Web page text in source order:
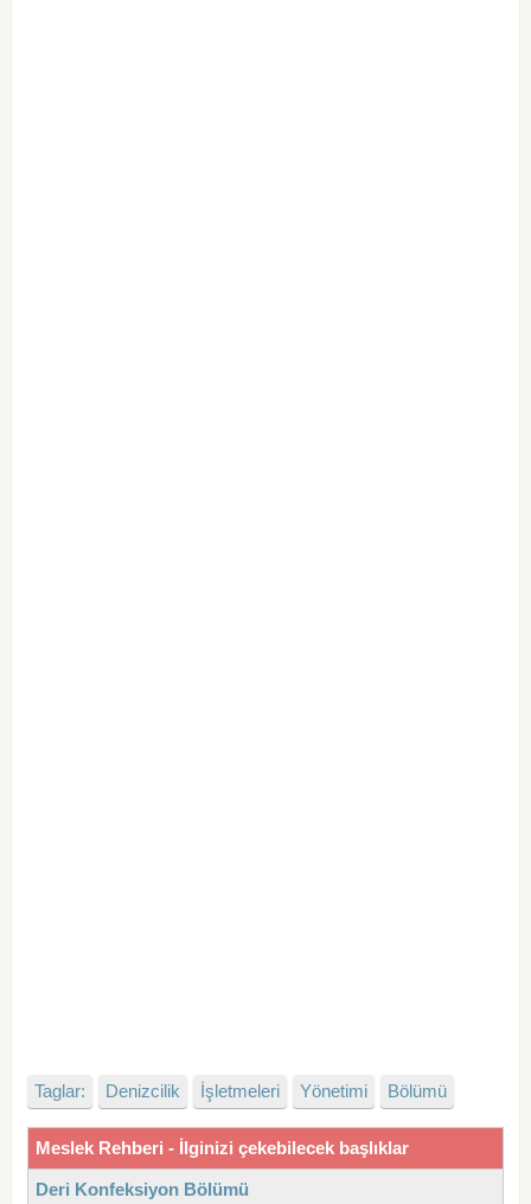
Taglar: Denizcilik İşletmeleri Yönetimi Bölümü
Meslek Rehberi - İlginizi çekebilecek başlıklar
Deri Konfeksiyon Bölümü